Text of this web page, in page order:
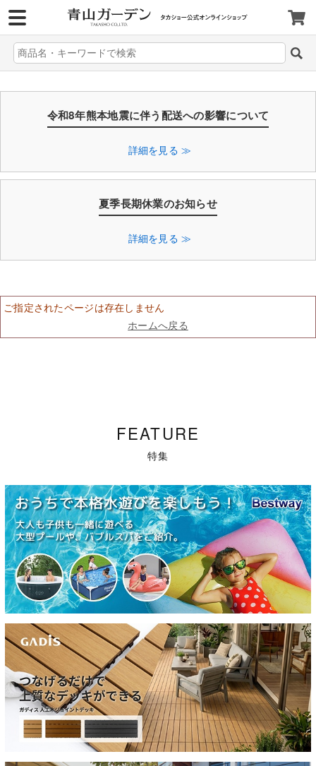
令和8年熊本地震に伴う配送への影響について
詳細を見る ≫
夏季長期休業のお知らせ
詳細を見る ≫
ご指定されたページは存在しません
ホームへ戻る
FEATURE
特集